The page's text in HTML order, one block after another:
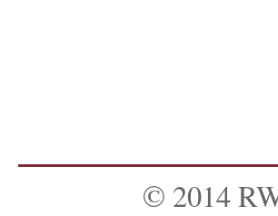
© 2014